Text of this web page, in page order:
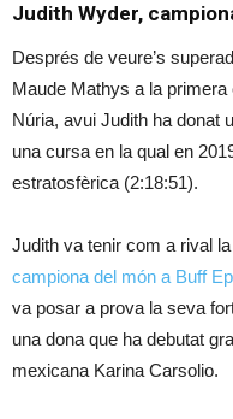
Judith Wyder,
Després de veure’s
Maude Mathys a la primera
Núria, avui Judith ha donat
una cursa en la qual en
estratosfèrica (2:18:51).
Judith va tenir com a rival
campiona del món a Buff
va posar a prova la seva
una dona que ha debutat
mexicana Karina Carsolio.